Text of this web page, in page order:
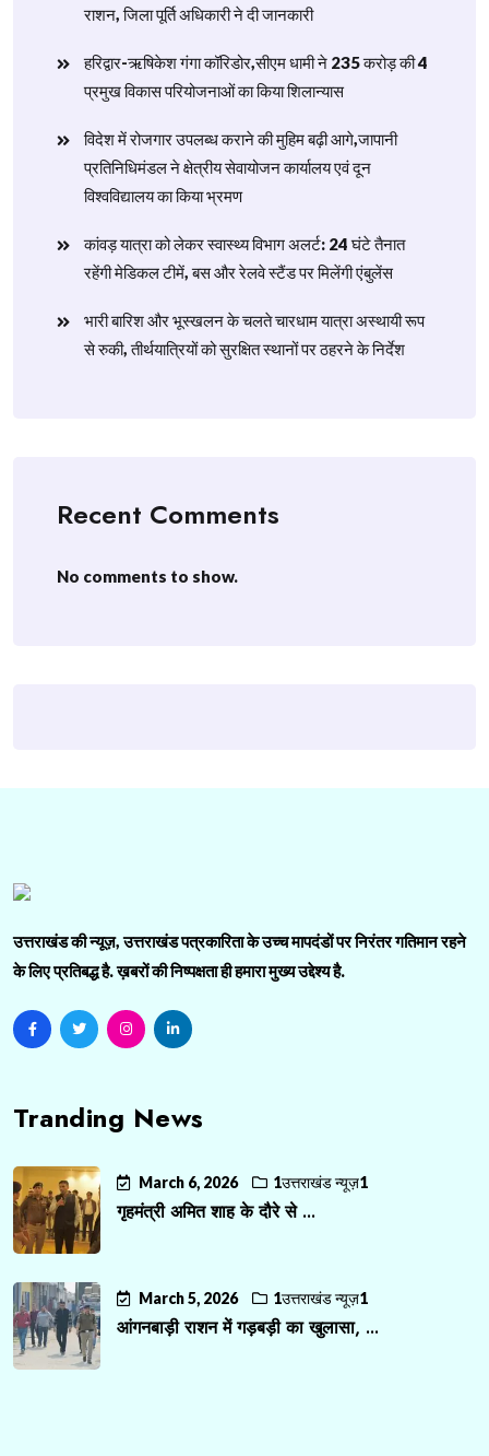
राशन, जिला पूर्ति अधिकारी ने दी जानकारी
हरिद्वार-ऋषिकेश गंगा कॉरिडोर,सीएम धामी ने 235 करोड़ की 4
प्रमुख विकास परियोजनाओं का किया शिलान्यास
विदेश में रोजगार उपलब्ध कराने की मुहिम बढ़ी आगे,जापानी
प्रतिनिधिमंडल ने क्षेत्रीय सेवायोजन कार्यालय एवं दून
विश्वविद्यालय का किया भ्रमण
​कांवड़ यात्रा को लेकर स्वास्थ्य विभाग अलर्ट: 24 घंटे तैनात
रहेंगी मेडिकल टीमें, बस और रेलवे स्टैंड पर मिलेंगी एंबुलेंस
​भारी बारिश और भूस्खलन के चलते चारधाम यात्रा अस्थायी रूप
से रुकी, तीर्थयात्रियों को सुरक्षित स्थानों पर ठहरने के निर्देश
Recent Comments
No comments to show.
उत्तराखंड की न्यूज़, उत्तराखंड पत्रकारिता के उच्च मापदंडों पर निरंतर गतिमान रहने
के लिए प्रतिबद्ध है. ख़बरों की निष्पक्षता ही हमारा मुख्य उद्देश्य है.
Tranding News
March 6, 2026 1उत्तराखंड न्यूज़1
गृहमंत्री अमित शाह के दौरे से ...
March 5, 2026 1उत्तराखंड न्यूज़1
आंगनबाड़ी राशन में गड़बड़ी का खुलासा, ...